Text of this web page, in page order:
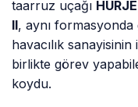
taarruz uçağı
II, aynı
havacılık
birlikte görev
koydu.